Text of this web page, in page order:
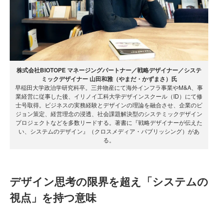
株式会社BIOTOPE マネージングパートナー／戦略デザイナー／システ
ミックデザイナー 山田和雅（やまだ・かずまさ）氏
早稲田大学政治学研究科卒。三井物産にて海外インフラ事業やM&A、事
業経営に従事した後、イリノイ工科大学デザインスクール（ID）にて修
士号取得。ビジネスの実務経験とデザインの理論を融合させ、企業のビ
ジョン策定、経営理念の浸透、社会課題解決型のシステミックデザイン
プロジェクトなどを多数リードする。著書に『戦略デザイナーが伝えた
い、システムのデザイン』（クロスメディア・パブリッシング）があ
る。
デザイン思考の限界を超え「システムの
視点」を持つ意味